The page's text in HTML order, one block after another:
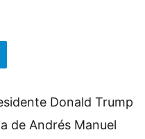
Donald Trump
de Andrés Manuel